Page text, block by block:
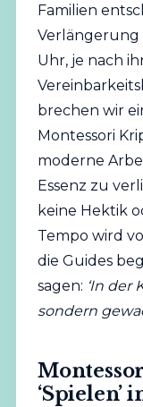
Familien
Verlängerung
Uhr, je nach
brechen wir
Montessori
moderne
Essenz zu
keine Hektik
Tempo wird
die Guides
sagen: ‘In der
sondern
‘Spielen’